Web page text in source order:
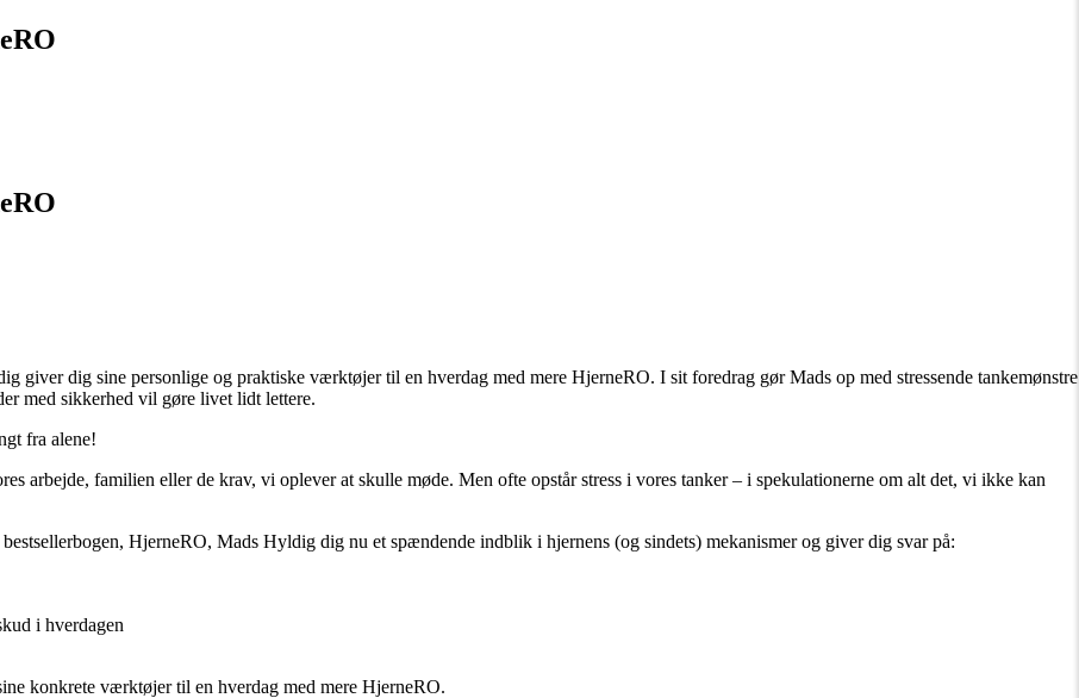
dig sine personlige og praktiske værktøjer til en hverdag med mere HjerneRO. I sit foredrag gør Mads op med stressende tankemønstre
med sikkerhed vil gøre livet lidt lettere.
fra alene!
arbejde, familien eller de krav, vi oplever at skulle møde. Men ofte opstår stress i vores tanker – i spekulationerne om alt det, vi ikke kan
HjerneRO, Mads Hyldig dig nu et spændende indblik i hjernens (og sindets) mekanismer og giver dig svar på:
i hverdagen
konkrete værktøjer til en hverdag med mere HjerneRO.